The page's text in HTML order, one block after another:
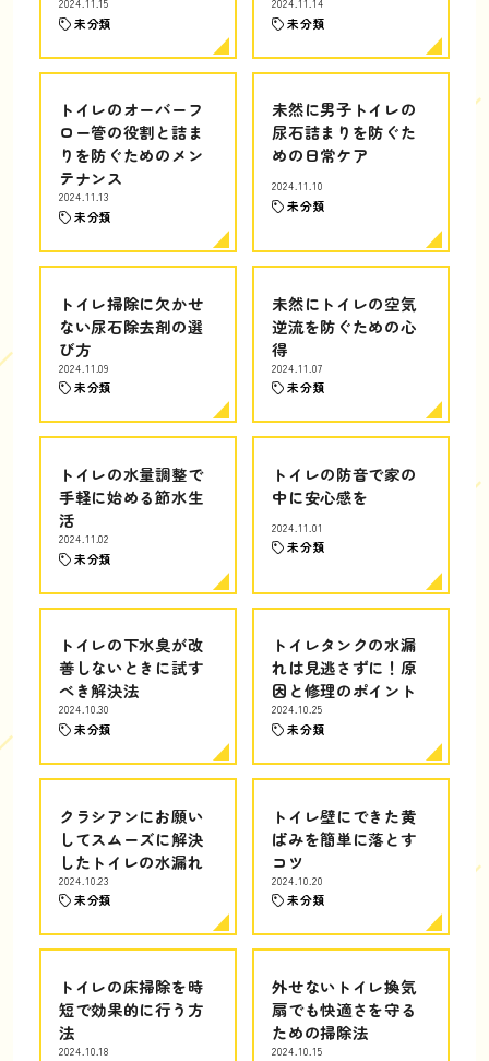
2024.11.15
未分類
2024.11.14
未分類
トイレのオーバーフ
ロー管の役割と詰ま
りを防ぐためのメン
テナンス
2024.11.13
未分類
未然に男子トイレの
尿石詰まりを防ぐた
めの日常ケア
2024.11.10
未分類
トイレ掃除に欠かせ
ない尿石除去剤の選
び方
2024.11.09
未分類
未然にトイレの空気
逆流を防ぐための心
得
2024.11.07
未分類
トイレの水量調整で
手軽に始める節水生
活
2024.11.02
未分類
トイレの防音で家の
中に安心感を
2024.11.01
未分類
トイレの下水臭が改
善しないときに試す
べき解決法
2024.10.30
未分類
トイレタンクの水漏
れは見逃さずに！原
因と修理のポイント
2024.10.25
未分類
クラシアンにお願い
してスムーズに解決
したトイレの水漏れ
2024.10.23
未分類
トイレ壁にできた黄
ばみを簡単に落とす
コツ
2024.10.20
未分類
トイレの床掃除を時
短で効果的に行う方
法
2024.10.18
外せないトイレ換気
扇でも快適さを守る
ための掃除法
2024.10.15